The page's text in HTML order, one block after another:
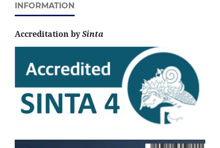
INFORMATION
Accreditation bySinta